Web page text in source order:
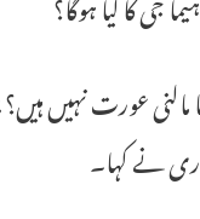
مالنی عورت نہیں
نے کہا۔